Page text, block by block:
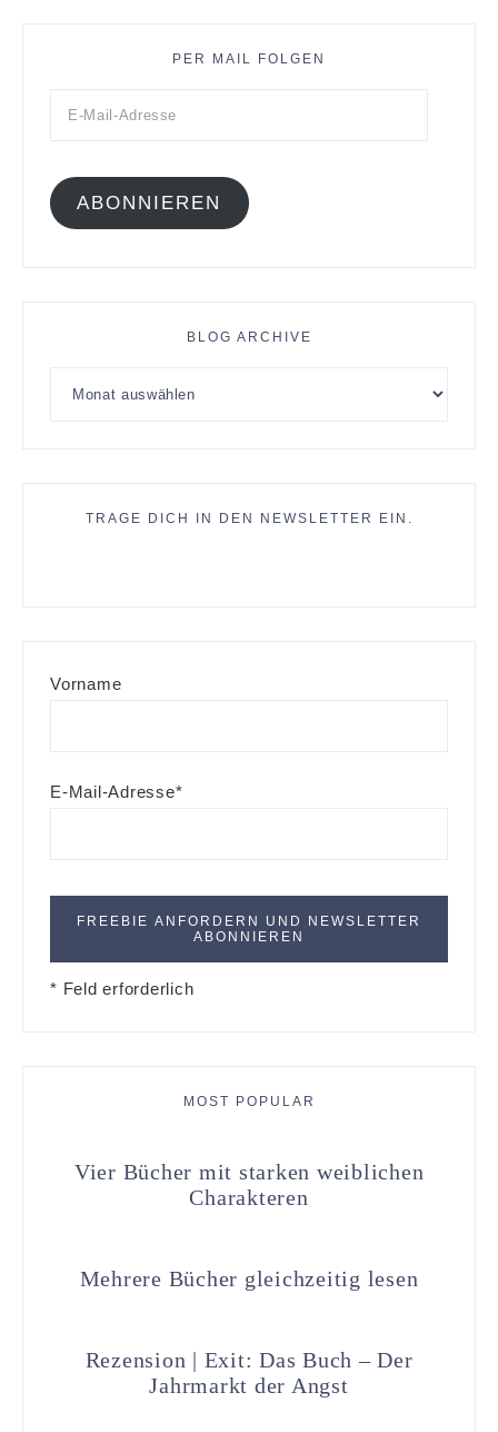
PER MAIL FOLGEN
ABONNIEREN
BLOG ARCHIVE
TRAGE DICH IN DEN NEWSLETTER EIN.
Vorname
E-Mail-Adresse*
* Feld erforderlich
MOST POPULAR
Vier Bücher mit starken weiblichen
Charakteren
Mehrere Bücher gleichzeitig lesen
Rezension | Exit: Das Buch – Der
Jahrmarkt der Angst